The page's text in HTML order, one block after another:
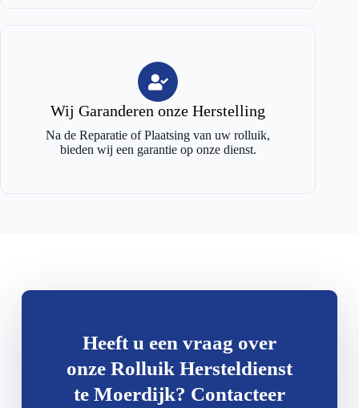
Wij Garanderen onze Herstelling
Na de Reparatie of Plaatsing van uw rolluik,
bieden wij een garantie op onze dienst.
Heeft u een vraag over
onze Rolluik Hersteldienst
te Moerdijk? Contacteer